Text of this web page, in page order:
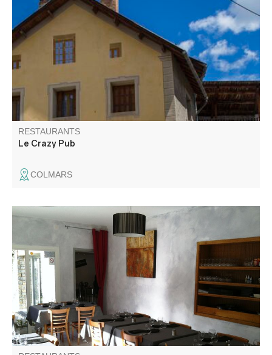
Le Crazy Pub vous accueille dans une ambiance musicale
et dynamique. Bar à bières, restauration familiale, friterie,
snacking. Soirées à thème: DJ, Karaoké et concerts. Le
Crazy Pub fête votre anniversaire, mariage …
RESTAURANTS
Le Crazy Pub
COLMARS
Jean-Pierre, Martine et leur chef vous proposent des plats
traditionnels provençaux et régionaux. Des viandes en
sauces en passant par leurs inimitables pizzas, la carte
saura satisfaire tous les palais.